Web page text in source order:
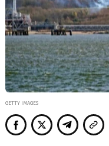
GETTY IMAGES